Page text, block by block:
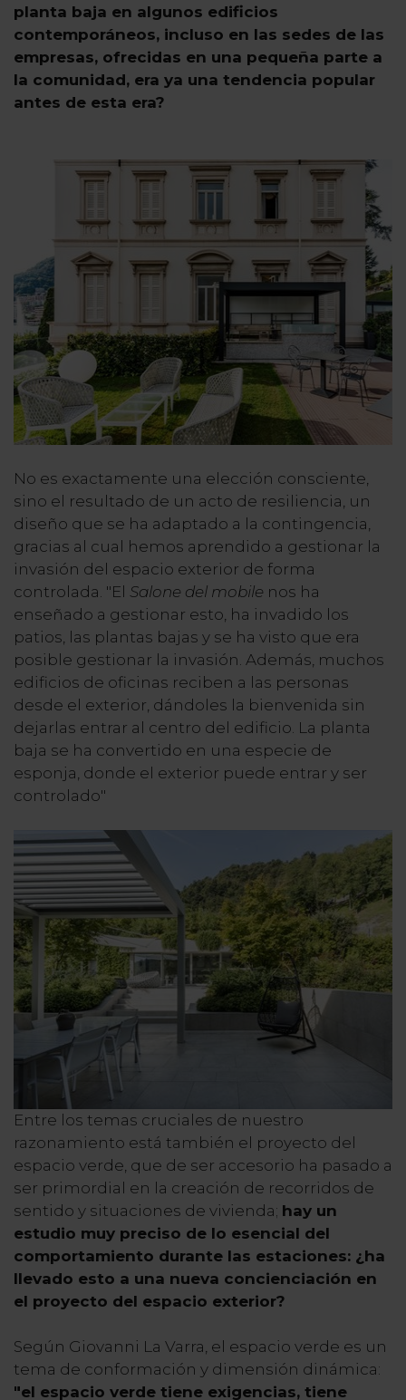
planta baja en algunos edificios
contemporáneos, incluso en las sedes de las
empresas, ofrecidas en una pequeña parte a
la comunidad, era ya una tendencia popular
antes de esta era?
No es exactamente una elección consciente,
sino el resultado de un acto de resiliencia, un
diseño que se ha adaptado a la contingencia,
gracias al cual hemos aprendido a gestionar la
invasión del espacio exterior de forma
controlada. "El Salone del mobile nos ha
enseñado a gestionar esto, ha invadido los
patios, las plantas bajas y se ha visto que era
posible gestionar la invasión. Además, muchos
edificios de oficinas reciben a las personas
desde el exterior, dándoles la bienvenida sin
dejarlas entrar al centro del edificio. La planta
baja se ha convertido en una especie de
esponja, donde el exterior puede entrar y ser
controlado"
Entre los temas cruciales de nuestro
razonamiento está también el proyecto del
espacio verde, que de ser accesorio ha pasado a
ser primordial en la creación de recorridos de
sentido y situaciones de vivienda; hay un
estudio muy preciso de lo esencial del
comportamiento durante las estaciones: ¿ha
llevado esto a una nueva concienciación en
el proyecto del espacio exterior?
Según Giovanni La Varra, el espacio verde es un
tema de conformación y dimensión dinámica:
"el espacio verde tiene exigencias, tiene